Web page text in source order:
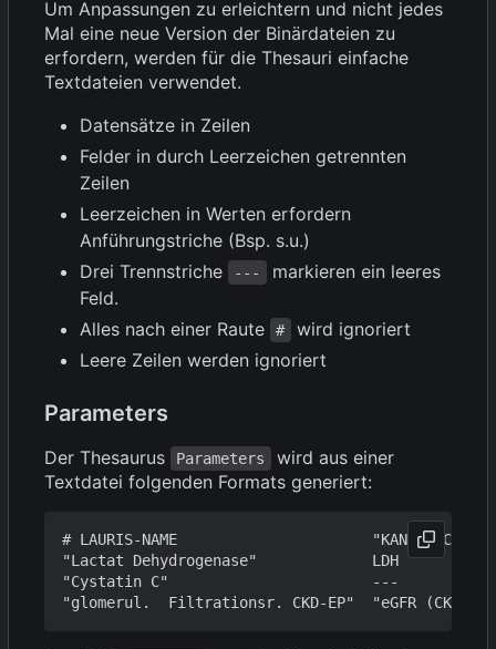
Um Anpassungen zu erleichtern und nicht jedes
Mal eine neue Version der Binärdateien zu
erfordern, werden für die Thesauri einfache
Textdateien verwendet.
Datensätze in Zeilen
Felder in durch Leerzeichen getrennten
Zeilen
Leerzeichen in Werten erfordern
Anführungstriche (Bsp. s.u.)
Drei Trennstriche
---
markieren ein leeres
Feld.
Alles nach einer Raute
#
wird ignoriert
Leere Zeilen werden ignoriert
Parameters
Der Thesaurus Parameters
wird aus einer
Textdatei folgenden Formats generiert:
# LAURIS-NAME                      "KANONISCHER
"Lactat Dehydrogenase"             LDH
"Cystatin C"                       ---